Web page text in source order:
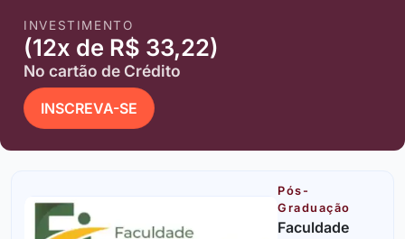
INVESTIMENTO
(12x de R$ 33,22)
No cartão de Crédito
INSCREVA-SE
Pós-
Graduação
Faculdade